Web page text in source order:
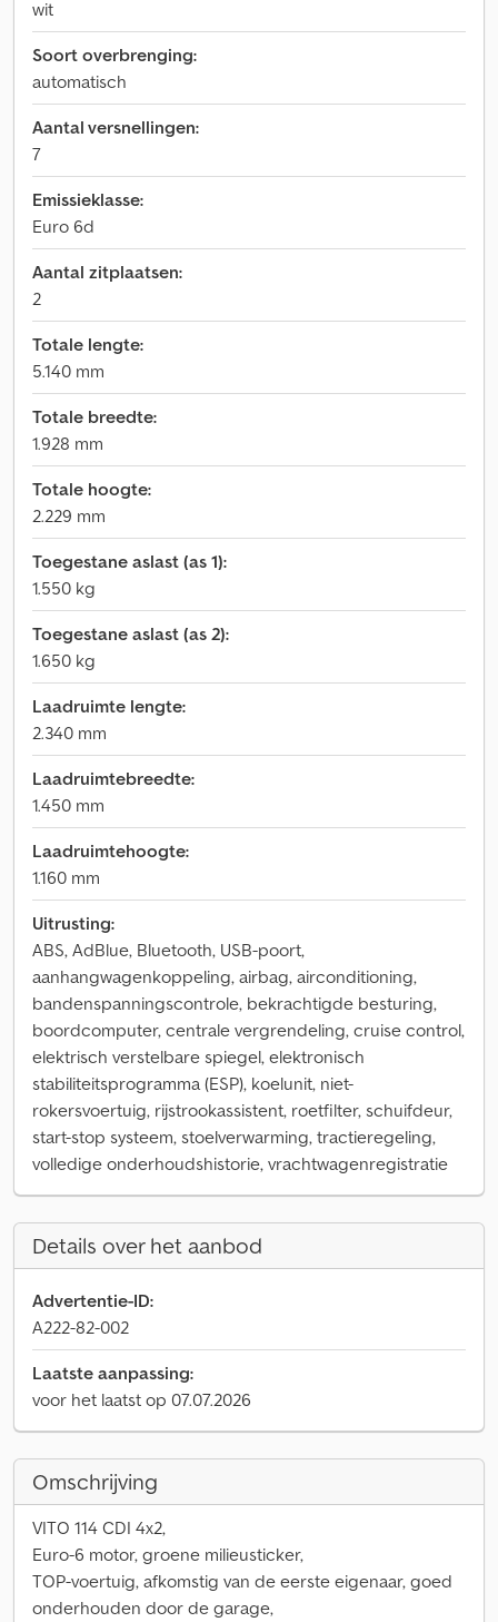
wit
Soort overbrenging:
automatisch
Aantal versnellingen:
7
Emissieklasse:
Euro 6d
Aantal zitplaatsen:
2
Totale lengte:
5.140 mm
Totale breedte:
1.928 mm
Totale hoogte:
2.229 mm
Toegestane aslast (as 1):
1.550 kg
Toegestane aslast (as 2):
1.650 kg
Laadruimte lengte:
2.340 mm
Laadruimtebreedte:
1.450 mm
Laadruimtehoogte:
1.160 mm
Uitrusting:
ABS, AdBlue, Bluetooth, USB-poort,
aanhangwagenkoppeling, airbag, airconditioning,
bandenspanningscontrole, bekrachtigde besturing,
boordcomputer, centrale vergrendeling, cruise control,
elektrisch verstelbare spiegel, elektronisch
stabiliteitsprogramma (ESP), koelunit, niet-
rokersvoertuig, rijstrookassistent, roetfilter, schuifdeur,
start-stop systeem, stoelverwarming, tractieregeling,
volledige onderhoudshistorie, vrachtwagenregistratie
Details over het aanbod
Advertentie-ID:
A222-82-002
Laatste aanpassing:
voor het laatst op 07.07.2026
Omschrijving
VITO 114 CDI 4x2,
Euro-6 motor, groene milieusticker,
TOP-voertuig, afkomstig van de eerste eigenaar, goed
onderhouden door de garage,